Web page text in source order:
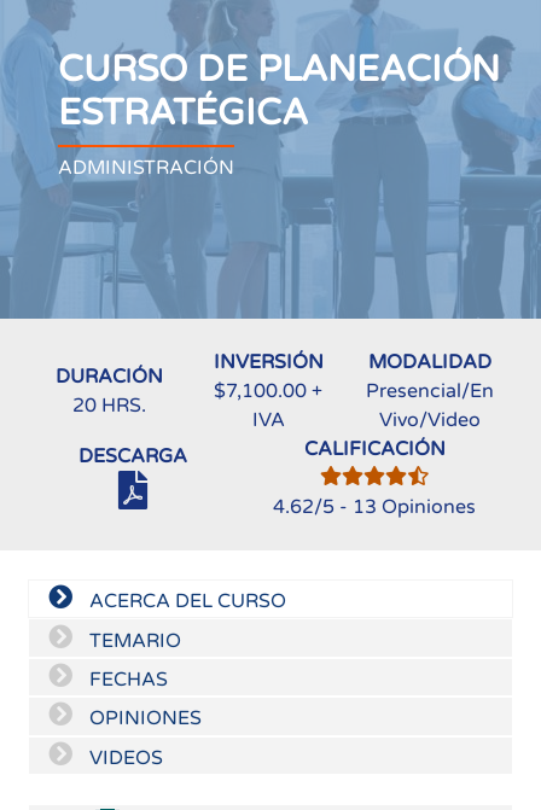
CURSO DE PLANEACIÓN
ESTRATÉGICA
ADMINISTRACIÓN
DURACIÓN
20 HRS.
INVERSIÓN
$7,100.00 +
IVA
MODALIDAD
Presencial/En
Vivo/Video
DESCARGA
CALIFICACIÓN
4.62/5 - 13 Opiniones
ACERCA DEL CURSO
TEMARIO
FECHAS
OPINIONES
VIDEOS